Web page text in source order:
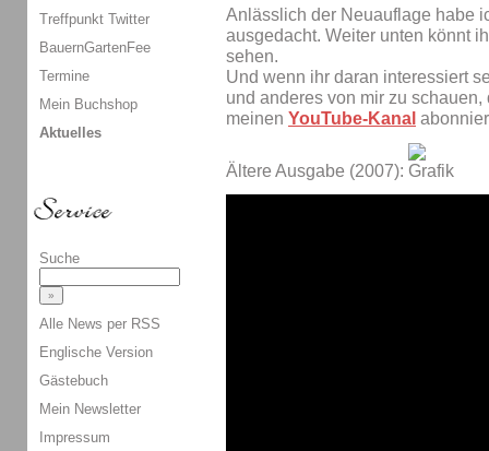
Anlässlich der Neuauflage habe
ausgedacht. Weiter unten könnt
sehen.
Und wenn ihr daran interessiert
und anderes von mir zu
meinen YouTube-Kanal
Ältere Ausgabe (2007):
Treffpunkt Twitter
BauernGartenFee
Termine
Mein Buchshop
Aktuelles
Suche
Alle News per RSS
Englische Version
Gästebuch
Mein Newsletter
Impressum